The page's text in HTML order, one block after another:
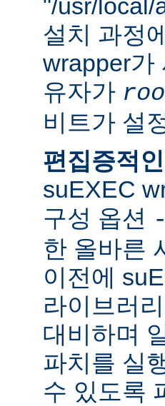
"/usr/local/
설치 과정에
wrapper가
유자가
비트가 설
편집증적
suEXEC
구성 옵션
한 올바른
이전에
라이브러
대비하며
파치를 실
수 있도록